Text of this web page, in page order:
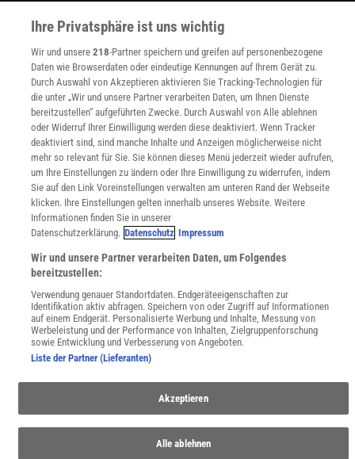
Angebote für Institutionen
Lexika
Für Spektrum schreiben
Zugänglichkeitserklärung
WEBSEITEN
KielSCN
Wissenschaft in die Schulen
SciLogs
Uns finden Sie auch hier:
Ihre Privatsphäre ist uns wichtig
Wir und unsere218-Partner speichern und greifen auf personenbezogene
Daten wie Browserdaten oder eindeutige Kennungen auf Ihrem Gerät zu.
Durch Auswahl von Akzeptieren aktivieren Sie Tracking-Technologien für
die unter „Wir und unsere Partner verarbeiten Daten, um Ihnen Dienste
bereitzustellen“ aufgeführten Zwecke. Durch Auswahl von Alle ablehnen
oder Widerruf Ihrer Einwilligung werden diese deaktiviert. Wenn Tracker
deaktiviert sind, sind manche Inhalte und Anzeigen möglicherweise nicht
mehr so relevant für Sie. Sie können dieses Menü jederzeit wieder aufrufen,
um Ihre Einstellungen zu ändern oder Ihre Einwilligung zu widerrufen, indem
Sie auf den Link Voreinstellungen verwalten am unteren Rand der Webseite
klicken. Ihre Einstellungen gelten innerhalb unseres Website. Weitere
Informationen finden Sie in unserer
Datenschutzerklärung. Datenschutz Impressum
Wir und unsere Partner verarbeiten Daten, um Folgendes
bereitzustellen:
Verwendung genauer Standortdaten. Endgeräteeigenschaften zur
Identifikation aktiv abfragen. Speichern von oder Zugriff auf Informationen
auf einem Endgerät. Personalisierte Werbung und Inhalte, Messung von
Werbeleistung und der Performance von Inhalten, Zielgruppenforschung
sowie Entwicklung und Verbesserung von Angeboten.
Liste der Partner (Lieferanten)
Akzeptieren
Alle ablehnen